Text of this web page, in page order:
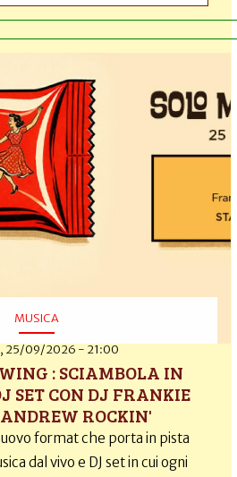
MUSICA
25/09/2026 - 21:00
: SCIAMBOLA IN
SET CON DJ FRANKIE
ROCKIN'
format che porta in pista
dal vivo e DJ set in cui ogni